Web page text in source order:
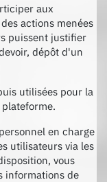
aux
actions menées
puissent justifier
dépôt d'un
utilisées pour la
en charge
utilisateurs via les
vous
informations de